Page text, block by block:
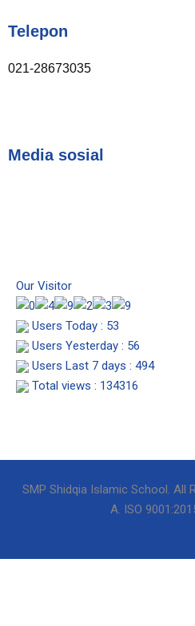
Telepon
021-28673035
Media sosial
s
t
a
g
a
e
b
o
k
t
u
b
Our Visitor
Users Today : 53
Users Yesterday : 56
Users Last 7 days : 494
Total views : 134316
SMP Shidqia Islamic School. All
A. ISO